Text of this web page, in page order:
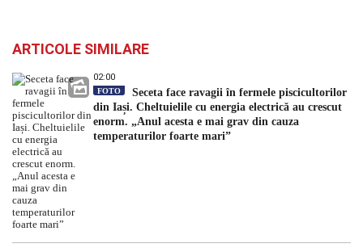
ARTICOLE SIMILARE
02:00
FOTO
Seceta face ravagii în fermele piscicultorilor
din Iași. Cheltuielile cu energia electrică au crescut
enorm. „Anul acesta e mai grav din cauza
temperaturilor foarte mari”